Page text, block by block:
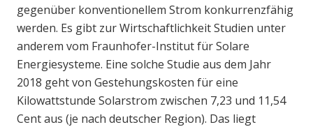
gegenüber konventionellem Strom konkurrenzfähig
werden. Es gibt zur Wirtschaftlichkeit Studien unter
anderem vom Fraunhofer-Institut für Solare
Energiesysteme. Eine solche Studie aus dem Jahr
2018 geht von Gestehungskosten für eine
Kilowattstunde Solarstrom zwischen 7,23 und 11,54
Cent aus (je nach deutscher Region). Das liegt